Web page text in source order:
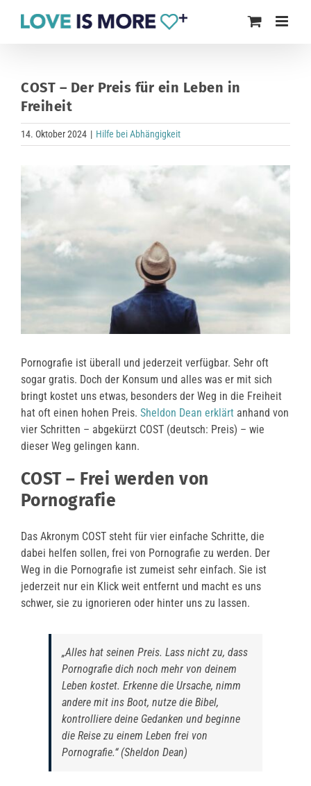
Inhalt
COST – Der Preis für ein Leben in
Freiheit
14. Oktober 2024 | Hilfe bei Abhängigkeit
grösseres
Pornografie ist überall und jederzeit verfügbar. Sehr oft
sogar gratis. Doch der Konsum und alles was er mit sich
bringt kostet uns etwas, besonders der Weg in die Freiheit
hat oft einen hohen Preis. Sheldon Dean erklärt anhand von
vier Schritten – abgekürzt COST (deutsch: Preis) – wie
dieser Weg gelingen kann.
COST – Frei werden von
Pornografie
Das Akronym COST steht für vier einfache Schritte, die
dabei helfen sollen, frei von Pornografie zu werden. Der
Weg in die Pornografie ist zumeist sehr einfach. Sie ist
jederzeit nur ein Klick weit entfernt und macht es uns
schwer, sie zu ignorieren oder hinter uns zu lassen.
„Alles hat seinen Preis. Lass nicht zu, dass
Pornografie dich noch mehr von deinem
Leben kostet. Erkenne die Ursache, nimm
andere mit ins Boot, nutze die Bibel,
kontrolliere deine Gedanken und beginne
die Reise zu einem Leben frei von
Pornografie.“ (Sheldon Dean)